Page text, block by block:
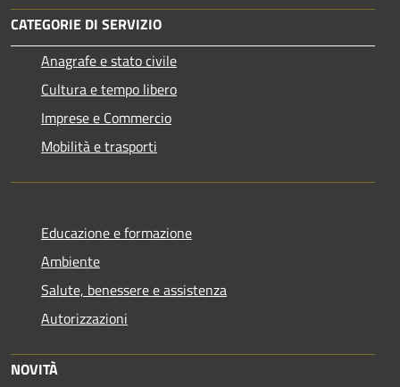
CATEGORIE DI SERVIZIO
Anagrafe e stato civile
Cultura e tempo libero
Imprese e Commercio
Mobilità e trasporti
Educazione e formazione
Ambiente
Salute, benessere e assistenza
Autorizzazioni
NOVITÀ